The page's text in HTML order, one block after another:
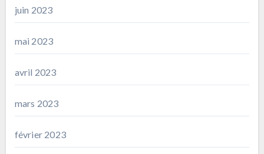
juin 2023
mai 2023
avril 2023
mars 2023
février 2023